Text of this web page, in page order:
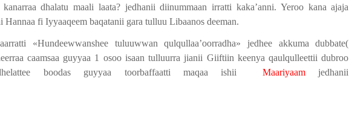
dhalatu maali laata? jedhanii diinummaan irratti kaka’anni. Yeroo kana ajaja
Hannaa fi Iyyaaqeem baqatanii gara tulluu Libaanos deeman.
«Hundeewwanshee tuluuwwan qulqullaa’oorradha» jedhee akkuma dubbate(
caamsaa guyyaa 1 osoo isaan tulluurra jianii Giiftiin keenya qaulqulleettii dubroo
boodas guyyaa toorbaffaatti maqaa ishii Maariyaamjedhanii